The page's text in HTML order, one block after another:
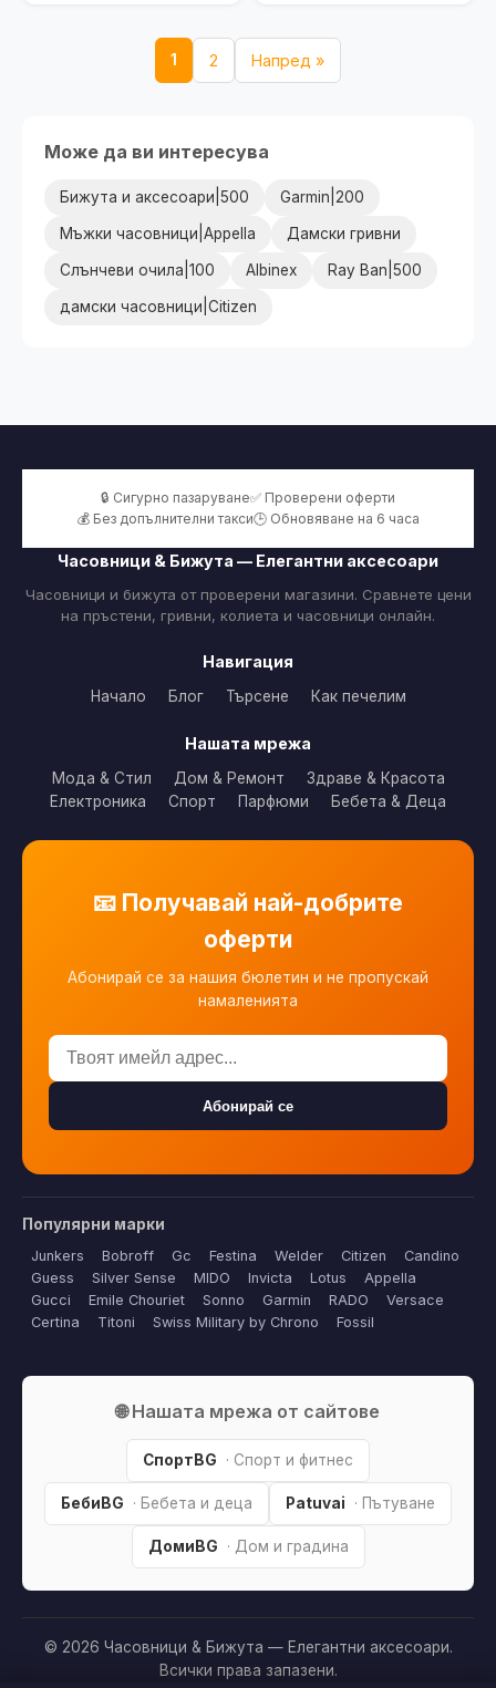
1 2 Напред »
Може да ви интересува
Бижута и аксесоари|500 Garmin|200
Мъжки часовници|Appella Дамски гривни
Слънчеви очила|100 Albinex Ray Ban|500
дамски часовници|Citizen
🔒 Сигурно пазаруване✅ Проверени оферти
💰 Без допълнителни такси🕒 Обновяване на 6 часа
Часовници & Бижута — Елегантни аксесоари
Часовници и бижута от проверени магазини. Сравнете цени
на пръстени, гривни, колиета и часовници онлайн.
Навигация
Начало Блог Търсене Как печелим
Нашата мрежа
Мода & Стил Дом & Ремонт
Здраве & Красота
Електроника
Спорт Парфюми Бебета & Деца
📧 Получавай най-добрите
оферти
Абонирай се за нашия бюлетин и не пропускай
намаленията
Абонирай се
Популярни марки
Junkers Bobroff Gc Festina Welder Citizen
Candino
Guess
Silver Sense MIDO Invicta Lotus
Appella
Gucci
Emile Chouriet Sonno Garmin RADO
Versace
Certina
Titoni Swiss Military by Chrono Fossil
🌐 Нашата мрежа от сайтове
СпортBG · Спорт и фитнес
БебиBG · Бебета и деца Patuvai · Пътуване
ДомиBG · Дом и градина
© 2026 Часовници & Бижута — Елегантни аксесоари.
Всички права запазени.